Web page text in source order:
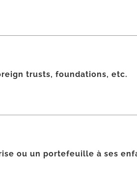
trusts, foundations, etc.
ou un portefeuille à ses